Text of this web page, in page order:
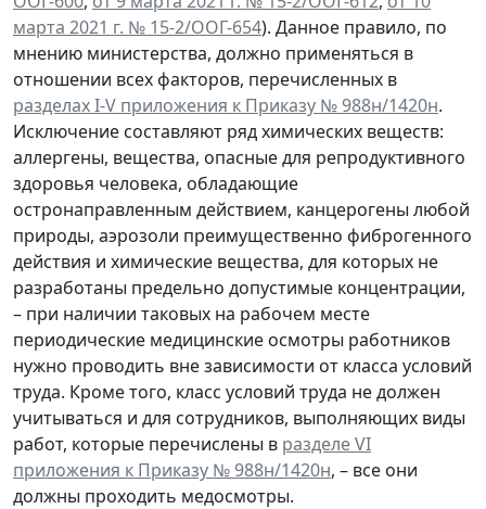
марта 2021 г. № 15-2/ООГ-654). Данное правило, по
мнению министерства, должно применяться в
отношении всех факторов, перечисленных в
разделах I-V приложения к Приказу № 988н/1420н.
Исключение составляют ряд химических веществ:
аллергены, вещества, опасные для репродуктивного
здоровья человека, обладающие
остронаправленным действием, канцерогены любой
природы, аэрозоли преимущественно фиброгенного
действия и химические вещества, для которых не
разработаны предельно допустимые концентрации,
– при наличии таковых на рабочем месте
периодические медицинские осмотры работников
нужно проводить вне зависимости от класса условий
труда. Кроме того, класс условий труда не должен
учитываться и для сотрудников, выполняющих виды
работ, которые перечислены в разделе VI
приложения к Приказу № 988н/1420н, – все они
должны проходить медосмотры.